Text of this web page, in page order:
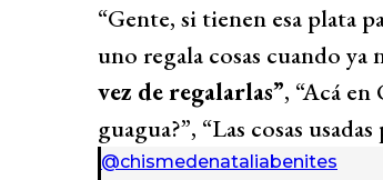
“Gente, si tienen esa plata
uno regala cosas cuando ya
vez de regalarlas”, “Acá en
guagua?”, “Las cosas
@chismedenataliabenites